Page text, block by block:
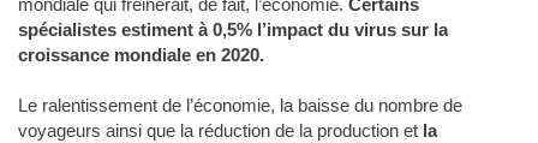
mondiale qui freinerait, de fait, l’économie. Certains
spécialistes estiment à 0,5% l’impact du virus sur la
croissance mondiale en 2020.
Le ralentissement de l’économie, la baisse du nombre de
voyageurs ainsi que la réduction de la production et la